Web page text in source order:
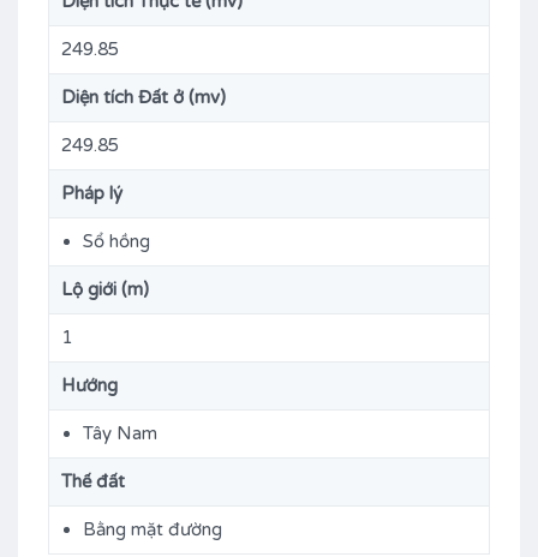
249.85
Diện tích Đất ở (mv)
249.85
Pháp lý
Sổ hồng
Lộ giới (m)
1
Hướng
Tây Nam
Thế đất
Bằng mặt đường